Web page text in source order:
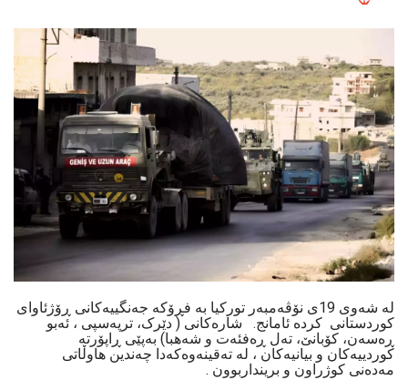
لە شەوی 19ی نۆڤەمبەر تورکیا بە فڕۆکە جەنگییەکانی ڕۆژئاوای
کوردستانی كردە ئامانج. شارەکانی ( دێرک، ترپەسپی ، ئەبو
ڕەسەن، کۆبانێ، تەل ڕەفئەت و شەهبا) بەپێی ڕاپۆرتە
کوردییەکان و بیانیەکان ، لە تەقینەوەکەدا چەندین هاوڵاتی
مەدەنی کوژراون و برینداربوون .